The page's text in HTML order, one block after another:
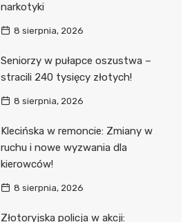
narkotyki
8 sierpnia, 2026
Seniorzy w pułapce oszustwa –
stracili 240 tysięcy złotych!
8 sierpnia, 2026
Klecińska w remoncie: Zmiany w
ruchu i nowe wyzwania dla
kierowców!
8 sierpnia, 2026
Złotoryjska policja w akcji: